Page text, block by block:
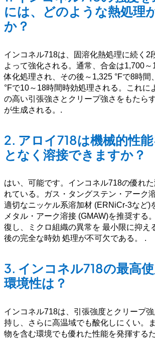
には、どのような熱処理
か？
インコネル718は、固溶化熱処理に続く2
よって強化される。通常、合金は1,700～
体化処理され、その後～1,325 °Fで8時間
°Fで10～18時間時効処理される。これ
の高い引張強さとクリープ強さをもたら
が生成される。 .
2. アロイ718は機械的性
となく溶接できますか？
はい、可能です。インコネル718の優れ
れている。ガス・タングステン・アーク
適切なニッケル系溶加材 (ERNiCr-3など)
メタル・アーク溶接 (GMAW)を推奨する
復し、ミクロ組織の異常を 最小限に抑え
後の完全な時効 処理が不可欠である。
.
3. インコネル718の最高
環境性は？
インコネル718は、引張強度とクリープ
持し、さらに高温域でも酸化しにくい。
物を含む環境でも優れた性能を発揮する